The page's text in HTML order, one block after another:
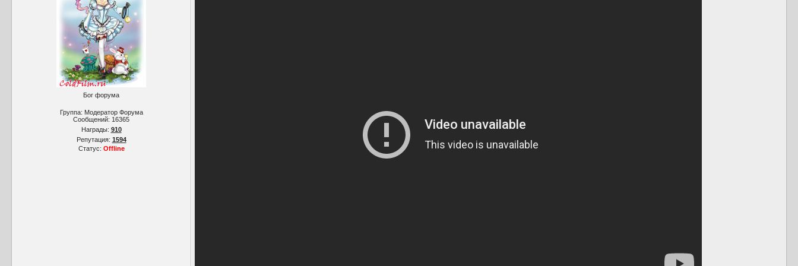
Бог форума
Группа: Модератор Форума
Сообщений: 16365
Награды: 910
Репутация: 1594
Статус: Offline